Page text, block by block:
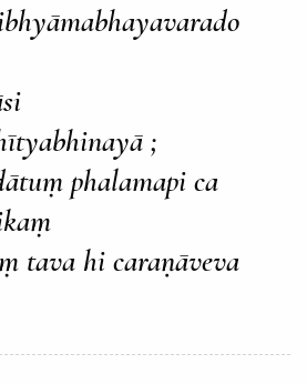
;
phalamapi ca
tava hi caraṇāveva